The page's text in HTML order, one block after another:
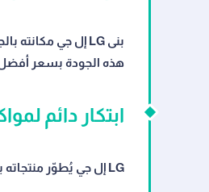
هذه الجودة بسعر
ابتكار دائم
LG إل جي يُطوّر منتجاته باستمرار. اشترك في النشرة البريدية للحصول على كوبون خصم إل جي الجديد فور إطلاقه.